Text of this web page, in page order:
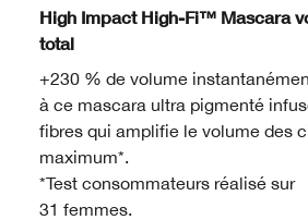
High Impact High-Fi™ Mascara
total
+230 % de volume
à ce mascara ultra pigmenté
fibres qui amplifie le volume des
maximum*.
*Test consommateurs réalisé sur
31 femmes.